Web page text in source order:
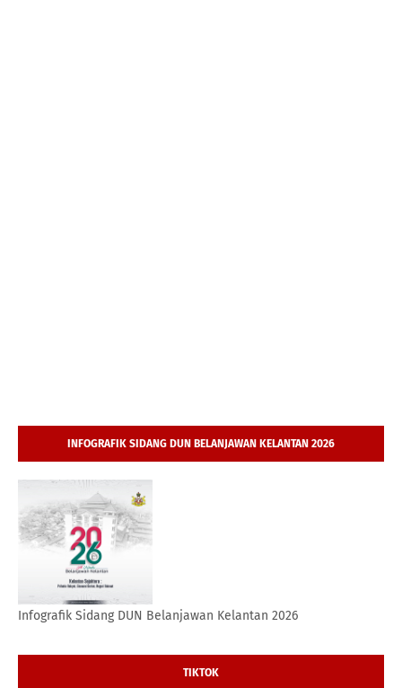
INFOGRAFIK SIDANG DUN BELANJAWAN KELANTAN 2026
Infografik Sidang DUN Belanjawan Kelantan 2026
TIKTOK